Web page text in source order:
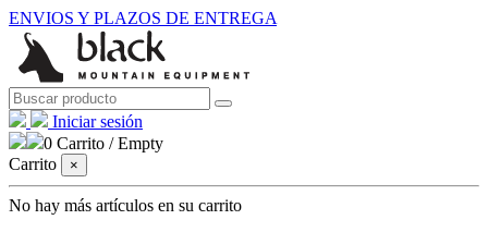
ENVIOS Y PLAZOS DE ENTREGA
Iniciar sesión
0 Carrito /Empty
Carrito
×
No hay más artículos en su carrito